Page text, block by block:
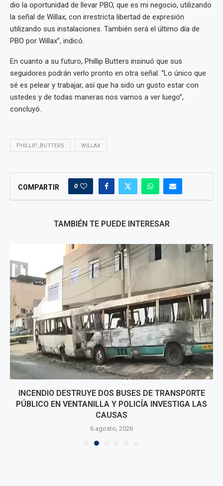
dio la oportunidad de llevar PBO, que es mi negocio, utilizando
la señal de Willax, con irrestricta libertad de expresión
utilizando sus instalaciones. También será el último día de
PBO por Willax”, indicó.
En cuanto a su futuro, Phillip Butters insinuó que sus
seguidores podrán verlo pronto en otra señal. “Lo único que
sé es pelear y trabajar, así que ha sido un gusto estar con
ustedes y de todas maneras nos vamos a ver luego”,
concluyó.
PHILLIP_BUTTERS WILLAX
COMPARTIR 0
TAMBIÉN TE PUEDE INTERESAR
INCENDIO DESTRUYE DOS BUSES DE TRANSPORTE
PÚBLICO EN VENTANILLA Y POLICÍA INVESTIGA LAS
CAUSAS
6 agosto, 2026